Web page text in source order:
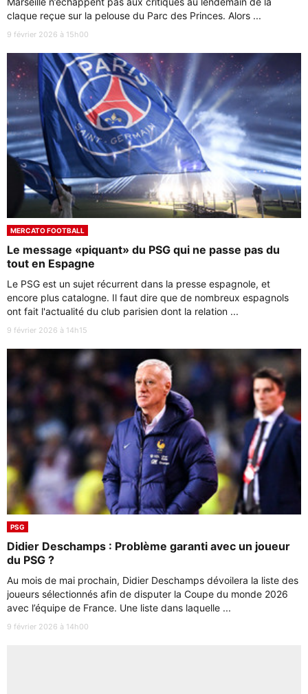
claque reçue sur la pelouse du Parc des Princes. Alors ...
9 février 2026 à 15h00
MERCATO FOOTBALL
Le message «piquant» du PSG qui ne passe pas du
tout en Espagne
Le PSG est un sujet récurrent dans la presse espagnole, et
encore plus catalogne. Il faut dire que de nombreux espagnols
ont fait l'actualité du club parisien dont la relation ...
9 février 2026 à 14h15
PSG
Didier Deschamps : Problème garanti avec un joueur
du PSG ?
Au mois de mai prochain, Didier Deschamps dévoilera la liste des
joueurs sélectionnés afin de disputer la Coupe du monde 2026
avec l’équipe de France. Une liste dans laquelle ...
9 février 2026 à 14h00